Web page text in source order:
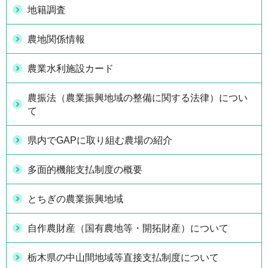
地籍調査
農地関係情報
農業水利施設カード
農振法（農業振興地域の整備に関する法律）につい
て
県内でGAPに取り組む農場の紹介
多面的機能支払制度の概要
とちぎの農業振興地域
自作農財産（国有農地等・開拓財産）について
栃木県の中山間地域等直接支払制度について